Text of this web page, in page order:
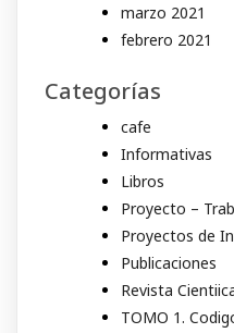
marzo 2021
febrero 2021
Categorías
cafe
Informativas
Libros
Proyecto –
Proyectos de
Publicaciones
Revista
TOMO 1.